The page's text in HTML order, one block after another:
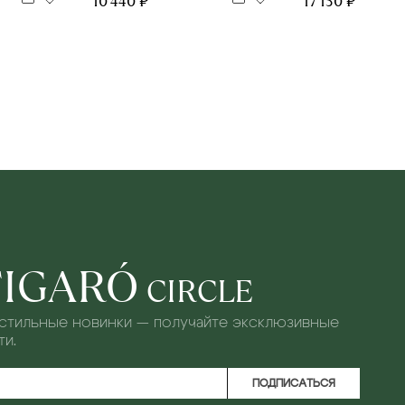
CIRCLE
новинки — получайте эксклюзивные
ПОДПИСАТЬСЯ